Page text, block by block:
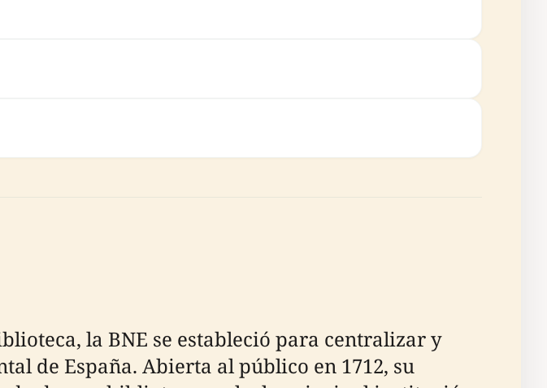
la BNE se estableció para centralizar y
de España. Abierta al público en 1712, su